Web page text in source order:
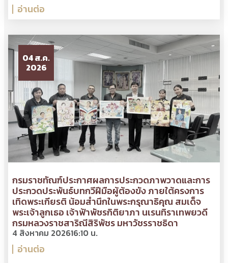
อ่านต่อ
04 ส.ค.
2026
กรมราชทัณฑ์ประกาศผลการประกวดภาพวาดและการ
ประกวดประพันธ์บทกวีฝีมือผู้ต้องขัง ภายใต้ครงการ
เทิดพระเกียรติ น้อมสำนึกในพระกรุณาธิคุณ สมเด็จ
พระเจ้าลูกเธอ เจ้าฟ้าพัชรกิติยาภา นเรนทิราเทพยวดี
กรมหลวงราชสาริณีสิริพัชร มหาวัชรราชธิดา
4 สิงหาคม 202616:10 น.
อ่านต่อ